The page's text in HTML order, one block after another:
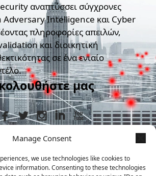
Manage Consent
we use technologies like cookies to
information. Consenting to these technologies
αναπτύσσει σύγχρονες
Adversary Intelligence και Cyber
πληροφορίες απειλών,
και διοικητική
σε ένα ενιαίο
μας